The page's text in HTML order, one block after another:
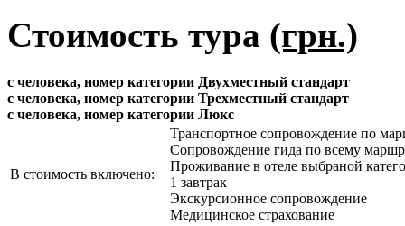
Стоимость тура (грн.)
с человека, номер категории Двухместный стандарт
с человека, номер категории Трехместный стандарт
с человека, номер категории Люкс
В стоимость включено:
Транспортное сопровождение по
Сопровождение гида по всему
Проживание в отеле выбраной
1 завтрак
Экскурсионное сопровождение
Медицинское страхование